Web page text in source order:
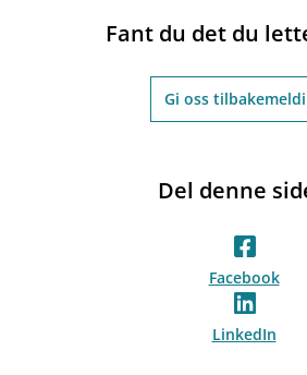
Fant du det du
Gi oss
Del denne
Facebook
LinkedIn